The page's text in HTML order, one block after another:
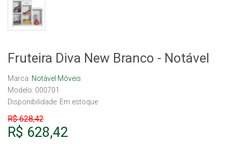
Fruteira Diva New Branco - Notável
Marca: Notável Móveis
Modelo: 000701
Disponibilidade: Em estoque
R$ 628,42
R$ 628,42